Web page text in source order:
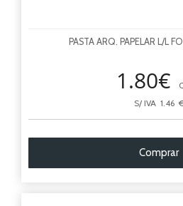
PASTA ARQ. PAPELAR L/L
1.80€
S/ IVA 1.46 €
Comprar